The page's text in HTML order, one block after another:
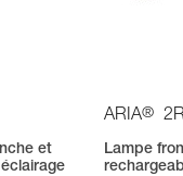
et
ARIA®
Lampe